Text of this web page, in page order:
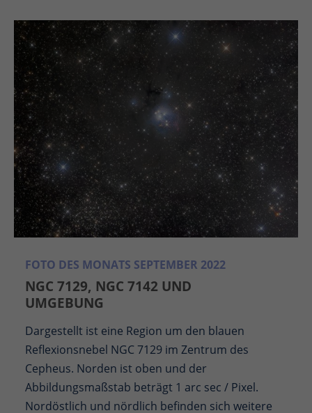
FOTO DES MONATS SEPTEMBER 2022
NGC 7129, NGC 7142 UND
UMGEBUNG
Dargestellt ist eine Region um den blauen
Reflexionsnebel NGC 7129 im Zentrum des
Cepheus. Norden ist oben und der
Abbildungsmaßstab beträgt 1 arc sec / Pixel.
Nordöstlich und nördlich befinden sich weitere